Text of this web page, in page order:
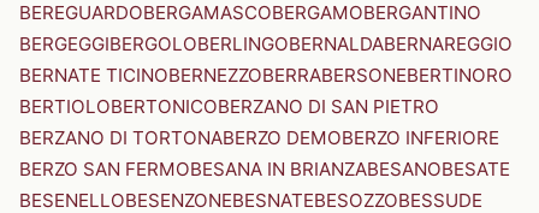
BEREGUARDOBERGAMASCOBERGAMOBERGANTINO
BERGEGGIBERGOLOBERLINGOBERNALDABERNAREGGIO
BERNATE TICINOBERNEZZOBERRABERSONEBERTINORO
BERTIOLOBERTONICOBERZANO DI SAN PIETRO
BERZANO DI TORTONABERZO DEMOBERZO INFERIORE
BERZO SAN FERMOBESANA IN BRIANZABESANOBESATE
BESENELLOBESENZONEBESNATEBESOZZOBESSUDE